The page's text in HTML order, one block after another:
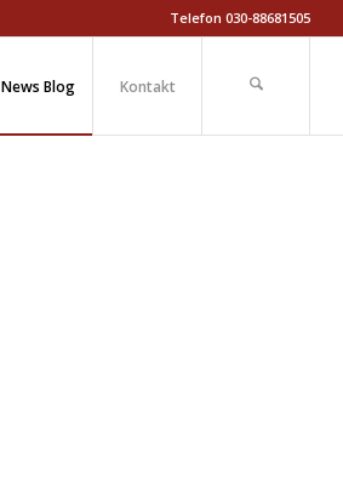
Telefon 030-88681505
News Blog Kontakt